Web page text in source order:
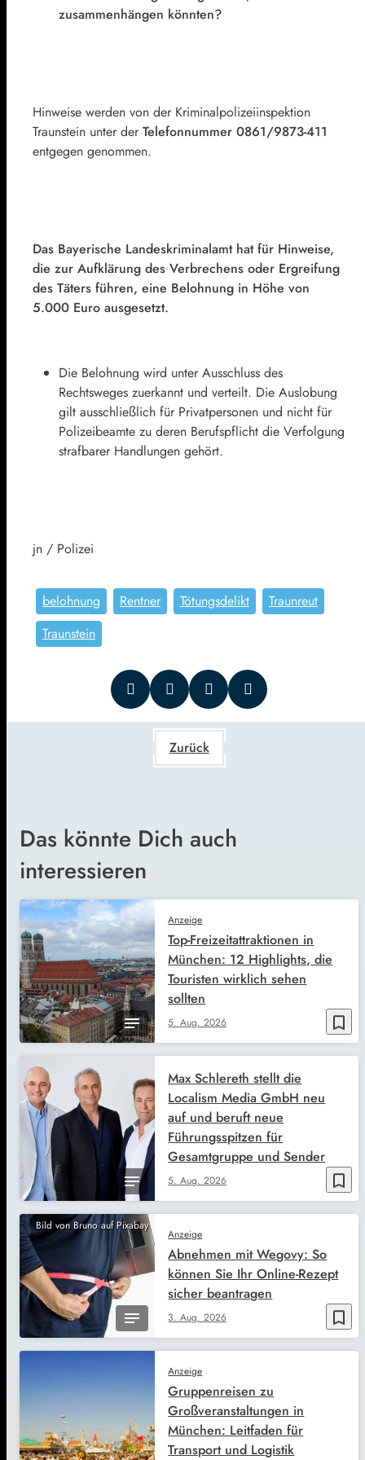
zusammenhängen könnten?
Hinweise werden von der Kriminalpolizeiinspektion
Traunstein unter der Telefonnummer 0861/9873-411
entgegen genommen.
Das Bayerische Landeskriminalamt hat für Hinweise,
die zur Aufklärung des Verbrechens oder Ergreifung
des Täters führen, eine Belohnung in Höhe von
5.000 Euro ausgesetzt.
Die Belohnung wird unter Ausschluss des
Rechtsweges zuerkannt und verteilt. Die Auslobung
gilt ausschließlich für Privatpersonen und nicht für
Polizeibeamte zu deren Berufspflicht die Verfolgung
strafbarer Handlungen gehört.
jn / Polizei
belohnung Rentner Tötungsdelikt
Traunreut
Traunstein
Zurück
Das könnte Dich auch
interessieren
bookmark_border
Anzeige
5. Aug. 2026
Top-Freizeitattraktionen in
München: 12 Highlights, die
Touristen wirklich sehen
sollten
bookmark_border
5. Aug. 2026
Max Schlereth stellt die
Localism Media GmbH neu
auf und beruft neue
Führungsspitzen für
Gesamtgruppe und Sender
Bild von Bruno auf Pixabay
bookmark_border
Anzeige
3. Aug. 2026
Abnehmen mit Wegovy: So
können Sie Ihr Online-Rezept
sicher beantragen
Anzeige
Gruppenreisen zu
Großveranstaltungen in
München: Leitfaden für
Transport und Logistik